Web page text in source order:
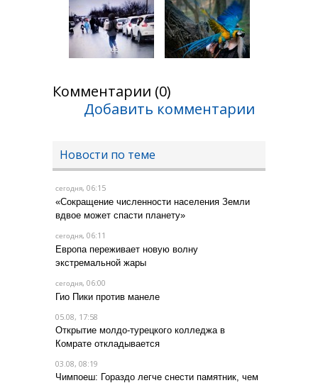
Комментарии (0)
Добавить комментарии
Новости по теме
сегодня, 06:15
«Сокращение численности населения Земли
вдвое может спасти планету»
сегодня, 06:11
Европа переживает новую волну
экстремальной жары
сегодня, 06:00
Гио Пики против манеле
05.08, 17:58
Открытие молдо-турецкого колледжа в
Комрате откладывается
03.08, 08:19
Чимпоеш: Гораздо легче снести памятник, чем